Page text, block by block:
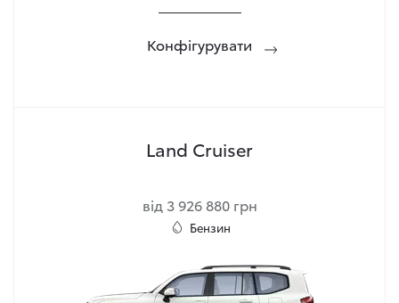
Конфігурувати
Land Cruiser
від 3 926 880 грн
Бензин